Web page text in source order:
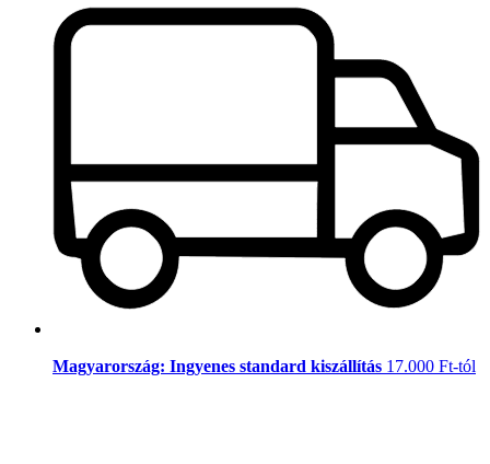
Magyarország: Ingyenes standard kiszállítás 17.000 Ft-tól